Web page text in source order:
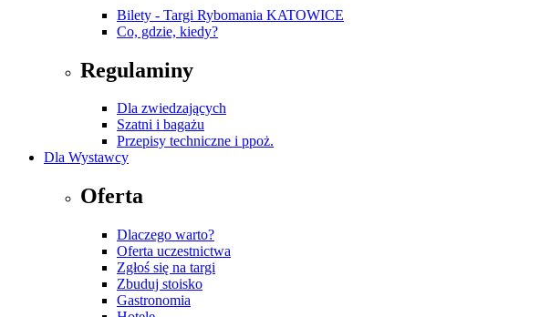
Bilety - Targi Rybomania KATOWICE
Co, gdzie, kiedy?
Regulaminy
Dla zwiedzających
Szatni i bagażu
Przepisy techniczne i ppoż.
Dla Wystawcy
Oferta
Dlaczego warto?
Oferta uczestnictwa
Zgłoś się na targi
Zbuduj stoisko
Gastronomia